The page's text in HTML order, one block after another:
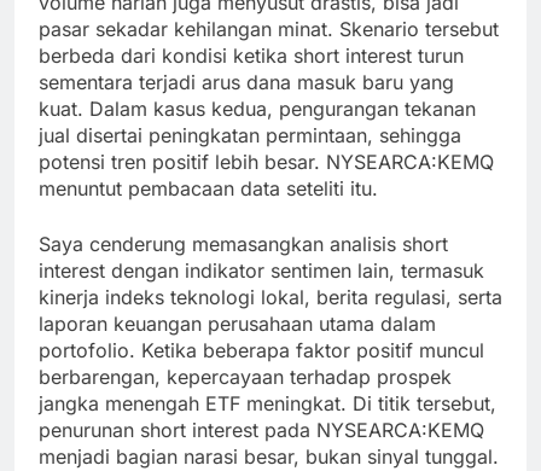
pasar sekadar kehilangan minat. Skenario tersebut
berbeda dari kondisi ketika short interest turun
sementara terjadi arus dana masuk baru yang
kuat. Dalam kasus kedua, pengurangan tekanan
jual disertai peningkatan permintaan, sehingga
potensi tren positif lebih besar. NYSEARCA:KEMQ
menuntut pembacaan data seteliti itu.
Saya cenderung memasangkan analisis short
interest dengan indikator sentimen lain, termasuk
kinerja indeks teknologi lokal, berita regulasi, serta
laporan keuangan perusahaan utama dalam
portofolio. Ketika beberapa faktor positif muncul
berbarengan, kepercayaan terhadap prospek
jangka menengah ETF meningkat. Di titik tersebut,
penurunan short interest pada NYSEARCA:KEMQ
menjadi bagian narasi besar, bukan sinyal tunggal.